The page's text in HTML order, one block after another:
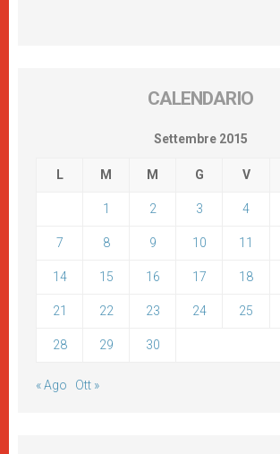
CALENDARIO
Settembre 2015
L M M G V
1 2 3 4
7 8 9 10 11
14 15 16 17 18
21 22 23 24 25
28 29 30
« Ago Ott »